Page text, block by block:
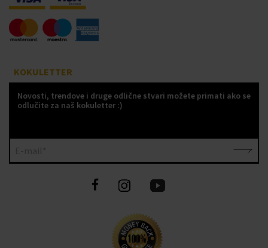
KOKULETTER
Novosti, trendove i druge odlične stvari možete primati ako se
odlučite za naš kokuletter :)